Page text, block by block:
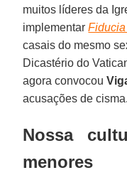
muitos líderes da
implementar
casais do mesmo
Dicastério do
agora convocou
acusações de cisma.
Nossa
menores